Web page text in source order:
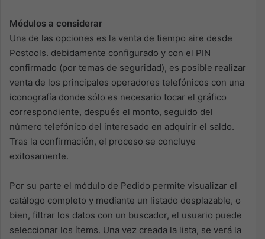
Módulos a considerar
Una de las opciones es la venta de tiempo aire desde
Postools. debidamente configurado y con el PIN
confirmado (por temas de seguridad), es posible realizar
venta de los principales operadores telefónicos con una
iconografía donde sólo es necesario tocar el gráfico
correspondiente, después el monto, seguido del
número telefónico del interesado en adquirir el saldo.
Tras la confirmación, el proceso se concluye
exitosamente.
Por su parte el módulo de Pedido permite visualizar el
catálogo completo y mediante un listado desplazable, o
bien, filtrar los datos con un buscador, el usuario puede
seleccionar los ítems. Una vez creada la lista, se verá la